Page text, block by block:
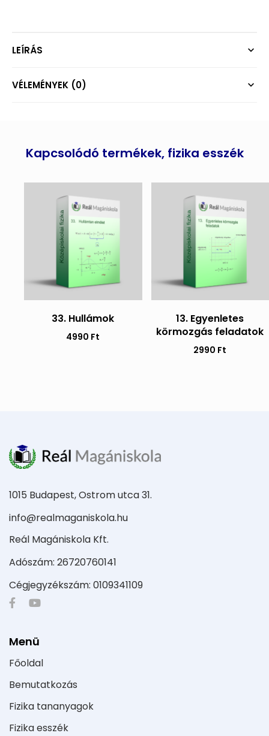
LEÍRÁS
VÉLEMÉNYEK (0)
Kapcsolódó termékek, fizika esszék
33. Hullámok
4990 Ft
13. Egyenletes
körmozgás feladatok
2990 Ft
1015 Budapest, Ostrom utca 31.
info@realmaganiskola.hu
Reál Magániskola Kft.
Adószám: 26720760141
Cégjegyzékszám: 0109341109
Menü
Főoldal
Bemutatkozás
Fizika tananyagok
Fizika esszék